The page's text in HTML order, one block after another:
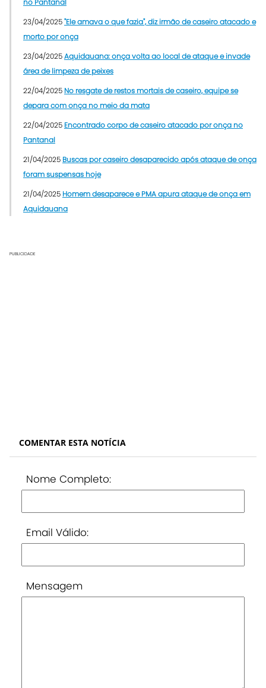
23/04/2025"Ele amava o que fazia", diz irmão de caseiro atacado e
morto por onça
23/04/2025Aquidauana: onça volta ao local de ataque e invade
área de limpeza de peixes
22/04/2025 No resgate de restos mortais de caseiro, equipe se
depara com onça no meio da mata
22/04/2025 Encontrado corpo de caseiro atacado por onça no
Pantanal
21/04/2025 Buscas por caseiro desaparecido após ataque de onça
foram suspensas hoje
21/04/2025 Homem desaparece e PMA apura ataque de onça em
Aquidauana
PUBLICIDADE
COMENTAR ESTA NOTÍCIA
Nome Completo:
Email Válido:
Mensagem